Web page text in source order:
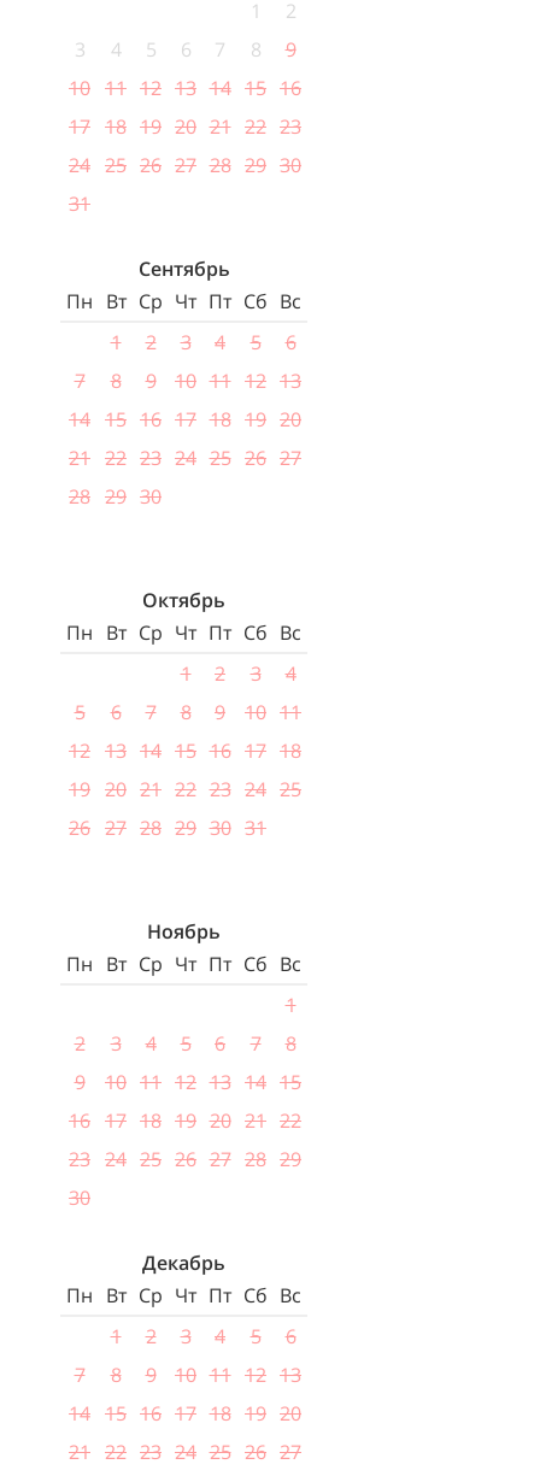
1
2
3
4 5 6 7 8
9
10 11 12 13 14 15 16
17 18 19 20 21 22 23
24 25 26 27 28 29 30
31
Сентябрь
Пн Вт Ср Чт Пт Сб Вс
1
2 3 4 5
6
7
8 9 10 11 12 13
14 15 16 17 18 19 20
21 22 23 24 25 26 27
28 29 30
Октябрь
Пн Вт Ср Чт Пт Сб Вс
1
2 3
4
5
6 7 8 9 10 11
12 13 14 15 16 17 18
19 20 21 22 23 24 25
26 27 28 29 30 31
Ноябрь
Пн Вт Ср Чт Пт Сб Вс
1
2
3 4 5 6 7
8
9
10 11 12 13 14 15
16 17 18 19 20 21 22
23 24 25 26 27 28 29
30
Декабрь
Пн Вт Ср Чт Пт Сб Вс
1
2 3 4 5
6
7
8 9 10 11 12 13
14 15 16 17 18 19 20
21 22 23 24 25 26 27